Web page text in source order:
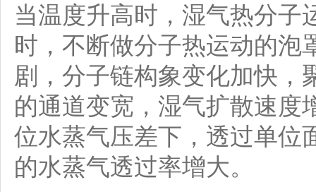
当温度升高时，湿气热分子
时，不断做分子热运动的泡
剧，分子链构象变化加快，
的通道变宽，湿气扩散速度
位水蒸气压差下，透过单位
的水蒸气透过率增大。